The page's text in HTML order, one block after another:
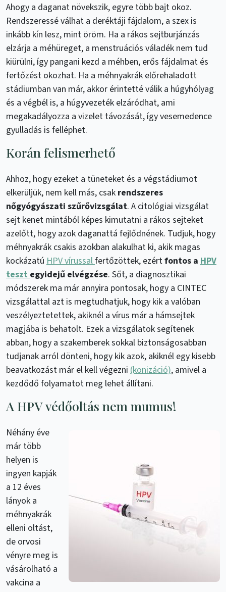
Ahogy a daganat növekszik, egyre több bajt okoz.
Rendszeressé válhat a deréktáji fájdalom, a szex is
inkább kín lesz, mint öröm. Ha a rákos sejtburjánzás
elzárja a méhüreget, a menstruációs váladék nem tud
kiürülni, így pangani kezd a méhben, erős fájdalmat és
fertőzést okozhat. Ha a méhnyakrák előrehaladott
stádiumban van már, akkor érintetté válik a húgyhólyag
és a végbél is, a húgyvezeték elzáródhat, ami
megakadályozza a vizelet távozását, így vesemedence
gyulladás is felléphet.
Korán felismerhető
Ahhoz, hogy ezeket a tüneteket és a végstádiumot
elkerüljük, nem kell más, csak rendszeres
nőgyógyászati szűrővizsgálat. A citológiai vizsgálat
sejt kenet mintából képes kimutatni a rákos sejteket
azelőtt, hogy azok daganattá fejlődnének. Tudjuk, hogy
méhnyakrák csakis azokban alakulhat ki, akik magas
kockázatú HPV vírussalfertőzöttek, ezértfontos a HPV
teszt egyidejű elvégzése. Sőt, a diagnosztikai
módszerek ma már annyira pontosak, hogy a CINTEC
vizsgálattal azt is megtudhatjuk, hogy kik a valóban
veszélyeztetettek, akiknél a vírus már a hámsejtek
magjába is behatolt. Ezek a vizsgálatok segítenek
abban, hogy a szakemberek sokkal biztonságosabban
tudjanak arról dönteni, hogy kik azok, akiknél egy kisebb
beavatkozást már el kell végezni (konizáció), amivel a
kezdődő folyamatot meg lehet állítani.
A HPV védőoltás nem mumus!
Néhány éve
már több
helyen is
ingyen kapják
a 12 éves
lányok a
méhnyakrák
elleni oltást,
de orvosi
vényre meg is
vásárolható a
vakcina a